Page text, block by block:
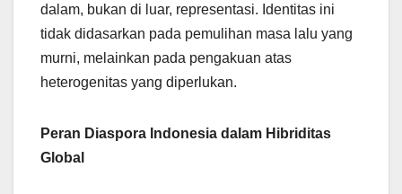
dalam, bukan di luar, representasi. Identitas ini
tidak didasarkan pada pemulihan masa lalu yang
murni, melainkan pada pengakuan atas
heterogenitas yang diperlukan.
Peran Diaspora Indonesia dalam Hibriditas
Global